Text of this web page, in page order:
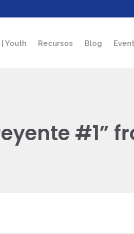
Youth Recursos Blog
#1”